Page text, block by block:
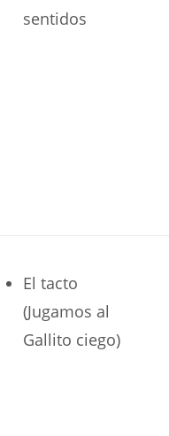
sentidos
El tacto
(Jugamos al
Gallito ciego)